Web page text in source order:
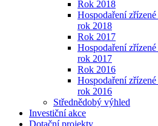
Rok 2018
Hospodaření
rok 2018
Rok 2017
Hospodaření
rok 2017
Rok 2016
Hospodaření
rok 2016
Střednědobý výhled
Investiční akce